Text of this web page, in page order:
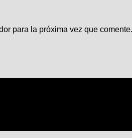
para la próxima vez que comente.